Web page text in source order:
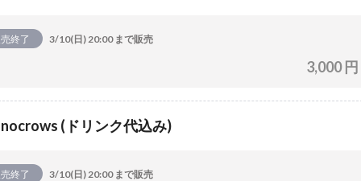
終了 3/10(日) 20:00 まで販売
3,000 円
(ドリンク代込み)
終了 3/10(日) 20:00 まで販売